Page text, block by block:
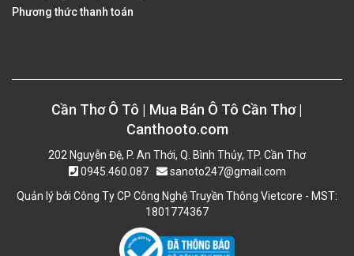
Phương thức thanh toán
Cần Thơ Ô Tô | Mua Bán Ô Tô Cần Thơ |
Canthooto.com
202 Nguyễn Đệ, P. An Thới, Q. Bình Thủy, TP. Cần Thơ
0945.460.087
sanoto247@gmail.com
Quản lý bởi Công Ty CP Công Nghệ Truyền Thông Vietcore - MST:
1801774367